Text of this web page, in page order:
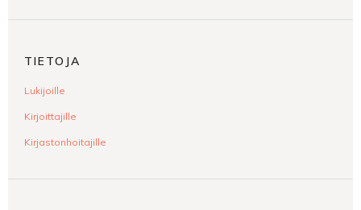
TIETOJA
Lukijoille
Kirjoittajille
Kirjastonhoitajille